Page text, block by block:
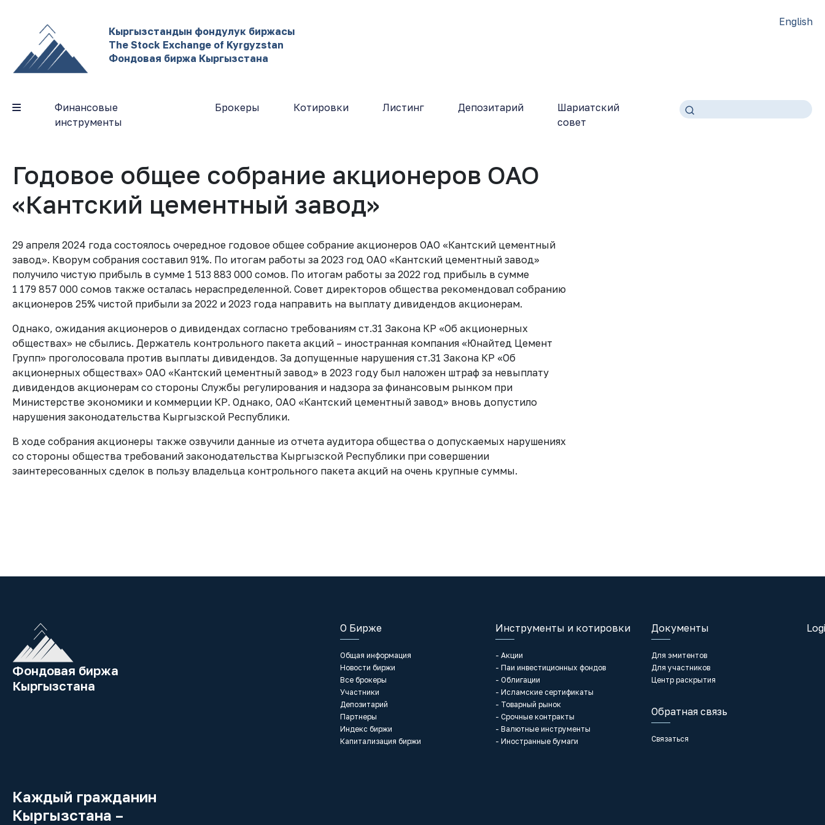
Кыргызстандын фондулук биржасы
The Stock Exchange of Kyrgyzstan
Фондовая биржа Кыргызстана
English
Финансовые
инструменты
Брокеры Котировки Листинг Депозитарий
Шариатский
совет
Годовое общее собрание акционеров ОАО
«Кантский цементный завод»
29 апреля 2024 года состоялось очередное годовое общее собрание акционеров ОАО «Кантский цементный
завод». Кворум собрания составил 91%. По итогам работы за 2023 год ОАО «Кантский цементный завод»
получило чистую прибыль в сумме 1 513 883 000 сомов. По итогам работы за 2022 год прибыль в сумме
1 179 857 000 сомов также осталась нераспределенной. Совет директоров общества рекомендовал собранию
акционеров 25% чистой прибыли за 2022 и 2023 года направить на выплату дивидендов акционерам.
Однако, ожидания акционеров о дивидендах согласно требованиям ст.31 Закона КР «Об акционерных
обществах» не сбылись. Держатель контрольного пакета акций – иностранная компания «Юнайтед Цемент
Групп» проголосовала против выплаты дивидендов. За допущенные нарушения ст.31 Закона КР «Об
акционерных обществах» ОАО «Кантский цементный завод» в 2023 году был наложен штраф за невыплату
дивидендов акционерам со стороны Службы регулирования и надзора за финансовым рынком при
Министерстве экономики и коммерции КР. Однако, ОАО «Кантский цементный завод» вновь допустило
нарушения законодательства Кыргызской Республики.
В ходе собрания акционеры также озвучили данные из отчета аудитора общества о допускаемых нарушениях
со стороны общества требований законодательства Кыргызской Республики при совершении
заинтересованных сделок в пользу владельца контрольного пакета акций на очень крупные суммы.
Фондовая биржа
Кыргызстана
О Бирже
Общая информация
Новости биржи
Все брокеры
Участники
Депозитарий
Партнеры
Индекс биржи
Капитализация биржи
Инструменты и котировки
- Акции
- Паи инвестиционных фондов
- Облигации
- Исламские сертификаты
- Товарный рынок
- Срочные контракты
- Валютные инструменты
- Иностранные бумаги
Документы
Для эмитентов
Для участников
Центр раскрытия
Обратная связь
Связаться
Каждый гражданин
Кыргызстана –